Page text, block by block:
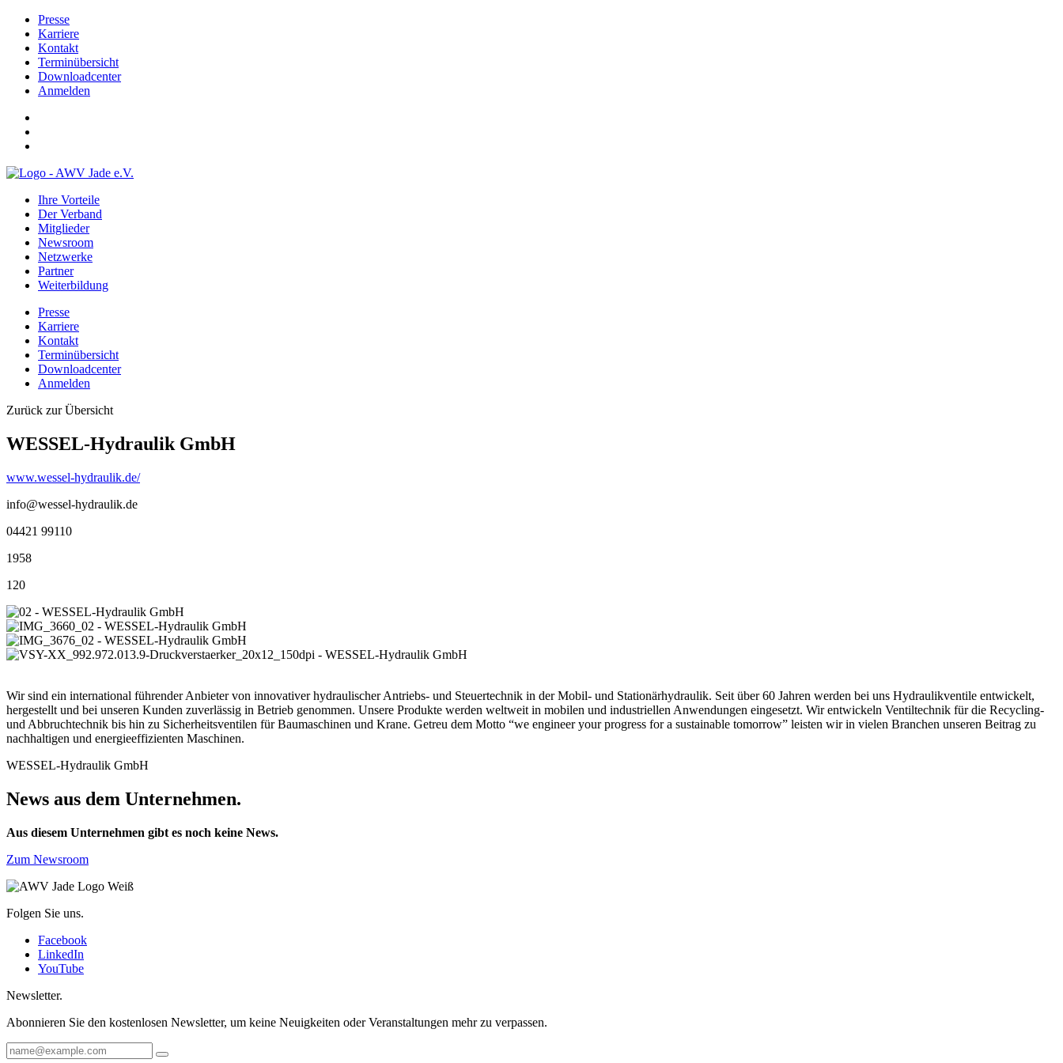
Presse
Karriere
Kontakt
Terminübersicht
Downloadcenter
Anmelden
Ihre Vorteile
Der Verband
Mitglieder
Newsroom
Netzwerke
Partner
Weiterbildung
Presse
Karriere
Kontakt
Terminübersicht
Downloadcenter
Anmelden
Zurück zur Übersicht
WESSEL-Hydraulik GmbH
www.wessel-hydraulik.de/
info@wessel-hydraulik.de
04421 99110
1958
120
Wir sind ein international führender Anbieter von innovativer hydraulischer Antriebs- und Steuertechnik in der Mobil- und Stationärhydraulik. Seit über 60 Jahren werden bei uns Hydraulikventile entwickelt,
hergestellt und bei unseren Kunden zuverlässig in Betrieb genommen. Unsere Produkte werden weltweit in mobilen und industriellen Anwendungen eingesetzt. Wir entwickeln Ventiltechnik für die Recycling-
und Abbruchtechnik bis hin zu Sicherheitsventilen für Baumaschinen und Krane. Getreu dem Motto “we engineer your progress for a sustainable tomorrow” leisten wir in vielen Branchen unseren Beitrag zu
nachhaltigen und energieeffizienten Maschinen.
WESSEL-Hydraulik GmbH
News aus dem Unternehmen.
Aus diesem Unternehmen gibt es noch keine News.
Zum Newsroom
Folgen Sie uns.
Facebook
LinkedIn
YouTube
Newsletter.
Abonnieren Sie den kostenlosen Newsletter, um keine Neuigkeiten oder Veranstaltungen mehr zu verpassen.